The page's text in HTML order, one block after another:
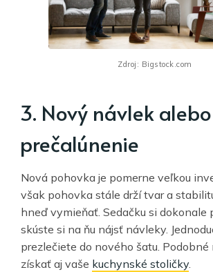
Zdroj: Bigstock.com
3. Nový návlek alebo
prečalúnenie
Nová pohovka je pomerne veľkou
však pohovka stále drží tvar a
hneď vymieňať. Sedačku si dokonale
skúste si na ňu nájsť návleky.
prezlečiete do nového šatu. Podobné
získať aj vaše kuchynské stoličky.